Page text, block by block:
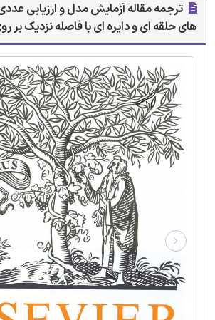
ترجمه مقاله آزمایش مدل و ارزیابی
های حلقه ای و دایره ای با فاصله نزدیک بر